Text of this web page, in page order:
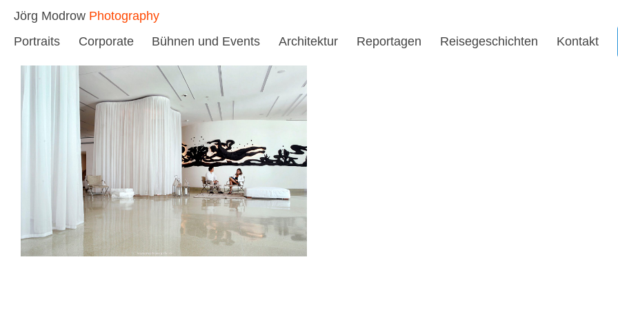
Jörg Modrow Photography
Portraits Corporate Bühnen und Events Architektur Reportagen Reisegeschichten Kontakt